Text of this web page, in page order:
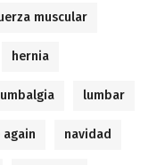
muscular
hernia
lumbar
again navidad